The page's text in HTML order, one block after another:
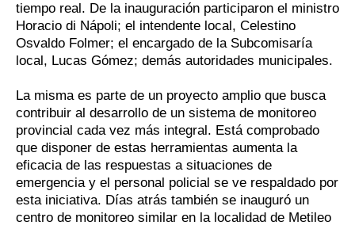
tiempo real. De la inauguración participaron el ministro
Horacio di Nápoli; el intendente local, Celestino
Osvaldo Folmer; el encargado de la Subcomisaría
local, Lucas Gómez; demás autoridades municipales.
La misma es parte de un proyecto amplio que busca
contribuir al desarrollo de un sistema de monitoreo
provincial cada vez más integral. Está comprobado
que disponer de estas herramientas aumenta la
eficacia de las respuestas a situaciones de
emergencia y el personal policial se ve respaldado por
esta iniciativa. Días atrás también se inauguró un
centro de monitoreo similar en la localidad de Metileo